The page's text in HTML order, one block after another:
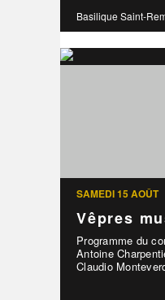
Basilique Saint-
SAMEDI 15 AOÛT
Vêpres
Programme du
Antoine
Claudio